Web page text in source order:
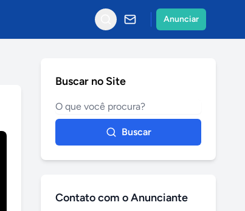
Anunciar
Buscar no Site
Buscar
Contato com o Anunciante